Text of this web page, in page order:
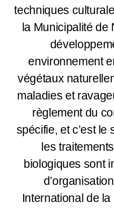
techniques
la Municipalité
environnement
végétaux
maladies et
règlement du
spécifie, et c’est le
les
biologiques sont
International de